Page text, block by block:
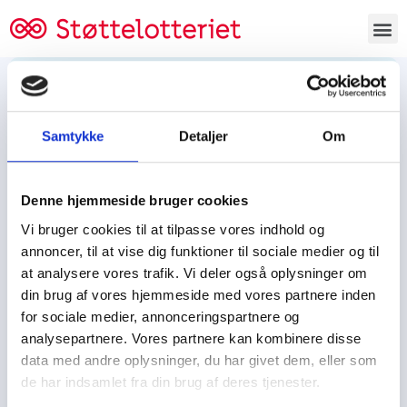
Samtykke Detaljer Om
Denne hjemmeside bruger cookies
Vi bruger cookies til at tilpasse vores indhold og
annoncer, til at vise dig funktioner til sociale medier og til
at analysere vores trafik. Vi deler også oplysninger om
din brug af vores hjemmeside med vores partnere inden
for sociale medier, annonceringspartnere og
analysepartnere. Vores partnere kan kombinere disse
data med andre oplysninger, du har givet dem, eller som
de har indsamlet fra din brug af deres tjenester.
Tjen penge og støt
Tjen penge til:
Spejdere/spejdergruppen/FDF’ere, m.fl.
Kontor
Tjenpengeogstoet.dk
Ejby Industrivej 91
DK – 2600 Glostrup
CVR: 19347508